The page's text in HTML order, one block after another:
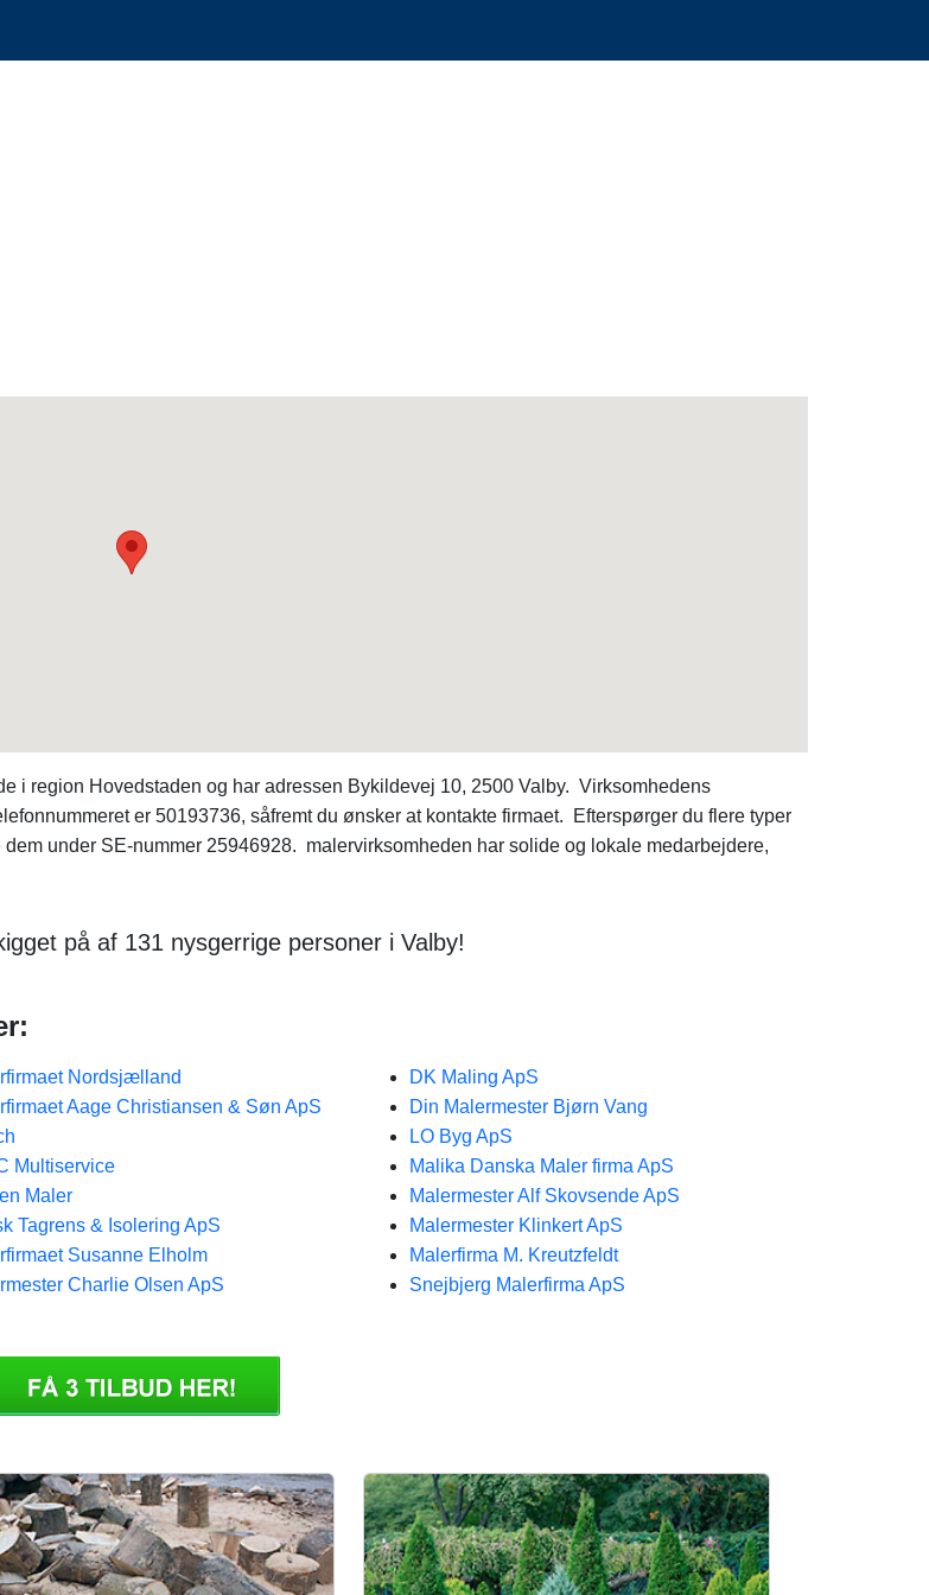
i region Hovedstaden og har adressen Bykildevej 10, 2500 Valby. Virksomhedens
er 50193736, såfremt du ønsker at kontakte firmaet. Efterspørger du flere typer
dem under SE-nummer 25946928. malervirksomheden har solide og lokale medarbejdere,
på af 131 nysgerrige personer i Valby!
Nordsjælland
Aage Christiansen & Søn ApS
Multiservice
Maler
Tagrens & Isolering ApS
Susanne Elholm
Charlie Olsen ApS
DK Maling ApS
Din Malermester Bjørn Vang
LO Byg ApS
Malika Danska Maler firma ApS
Malermester Alf Skovsende ApS
Malermester Klinkert ApS
Malerfirma M. Kreutzfeldt
Snejbjerg Malerfirma ApS